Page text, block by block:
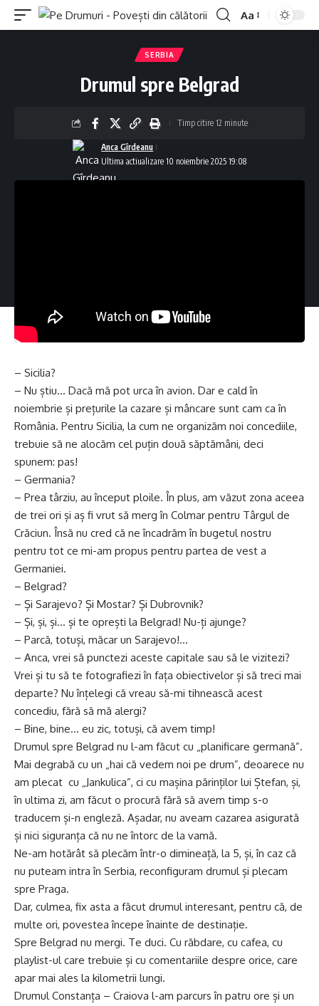
Font
Aa
SERBIA
Drumul spre Belgrad
Ultima actiualizare 10 noiembrie 2025 19:08
Anca Gîrdeanu
Timp citire 12 minute
– Sicilia?
– Nu știu… Dacă mă pot urca în avion. Dar e cald în
noiembrie și prețurile la cazare și mâncare sunt cam ca în
România. Pentru Sicilia, la cum ne organizăm noi concediile,
trebuie să ne alocăm cel puțin două săptămâni, deci
spunem: pas!
– Germania?
– Prea târziu, au început ploile. În plus, am văzut zona aceea
de trei ori și aș fi vrut să merg în Colmar pentru Târgul de
Crăciun. Însă nu cred că ne încadrăm în bugetul nostru
pentru tot ce mi-am propus pentru partea de vest a
Germaniei.
– Belgrad?
– Și Sarajevo? Și Mostar? Și Dubrovnik?
– Și, și, și… și te oprești la Belgrad! Nu-ți ajunge?
– Parcă, totuși, măcar un Sarajevo!…
– Anca, vrei să punctezi aceste capitale sau să le vizitezi?
Vrei și tu să te fotografiezi în fața obiectivelor și să treci mai
departe? Nu înțelegi că vreau să-mi tihnească acest
concediu, fără să mă alergi?
– Bine, bine… eu zic, totuși, că avem timp!
Drumul spre Belgrad nu l-am făcut cu „planificare germană”.
Mai degrabă cu un „hai că vedem noi pe drum”, deoarece nu
am plecat cu „Jankulica”, ci cu mașina părinților lui Ștefan, și,
în ultima zi, am făcut o procură fără să avem timp s-o
traducem și-n engleză. Așadar, nu aveam cazarea asigurată
și nici siguranța că nu ne întorc de la vamă.
Ne-am hotărât să plecăm într-o dimineață, la 5, și, în caz că
nu puteam intra în Serbia, reconfiguram drumul și plecam
spre Praga.
Dar, culmea, fix asta a făcut drumul interesant, pentru că, de
multe ori, povestea începe înainte de destinație.
Spre Belgrad nu mergi. Te duci. Cu răbdare, cu cafea, cu
playlist-ul care trebuie și cu comentariile despre orice, care
apar mai ales la kilometrii lungi.
Drumul Constanța – Craiova l-am parcurs în patru ore și un